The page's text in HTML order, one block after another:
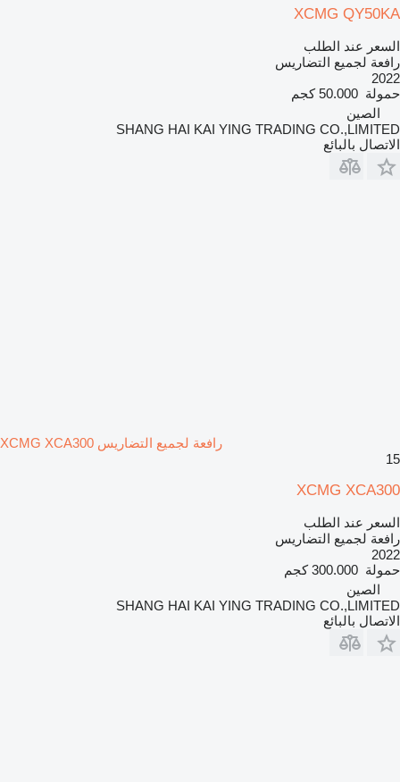
XCMG QY50KA
السعر عند الطلب
رافعة لجميع التضاريس
2022
حمولة 50.000 كجم
الصين
SHANG HAI KAI YING TRADING CO.,LIMITED
الاتصال بالبائع
رافعة لجميع التضاريس XCMG XCA300
15
XCMG XCA300
السعر عند الطلب
رافعة لجميع التضاريس
2022
حمولة 300.000 كجم
الصين
SHANG HAI KAI YING TRADING CO.,LIMITED
الاتصال بالبائع